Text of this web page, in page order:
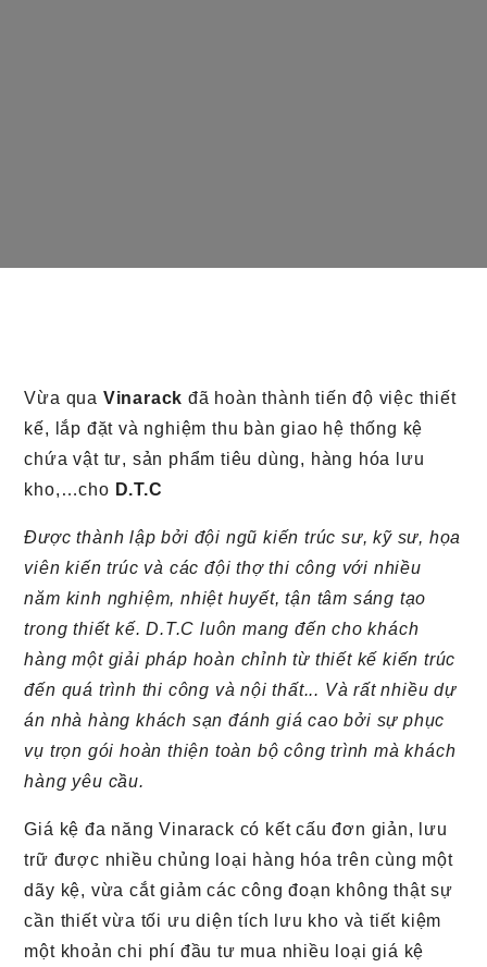
Vừa qua Vinarack đã hoàn thành tiến độ việc thiết
kế, lắp đặt và nghiệm thu bàn giao hệ thống kệ
chứa vật tư, sản phẩm tiêu dùng, hàng hóa lưu
kho,…cho D.T.C
Được thành lập bởi đội ngũ kiến trúc sư, kỹ sư, họa
viên kiến trúc và các đội thợ thi công với nhiều
năm kinh nghiệm, nhiệt huyết, tận tâm sáng tạo
trong thiết kế. D.T.C luôn mang đến cho khách
hàng một giải pháp hoàn chỉnh từ thiết kế kiến trúc
đến quá trình thi công và nội thất... Và rất nhiều dự
án nhà hàng khách sạn đánh giá cao bởi sự phục
vụ trọn gói hoàn thiện toàn bộ công trình mà khách
hàng yêu cầu.
Giá kệ đa năng Vinarack có kết cấu đơn giản, lưu
trữ được nhiều chủng loại hàng hóa trên cùng một
dãy kệ, vừa cắt giảm các công đoạn không thật sự
cần thiết vừa tối ưu diện tích lưu kho và tiết kiệm
một khoản chi phí đầu tư mua nhiều loại giá kệ